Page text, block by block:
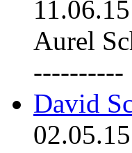
11.06.15
Aurel
----------
David
02.05.15